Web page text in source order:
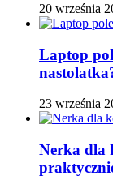
20 września
Laptop
23 września
Nerka dla